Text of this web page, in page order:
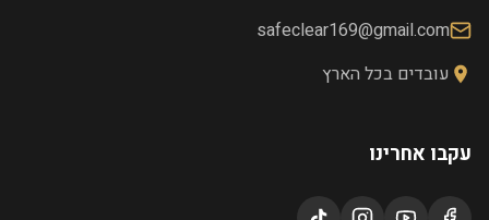
safeclear169@gmail.com
עובדים בכל הארץ
עקבו אחרינו